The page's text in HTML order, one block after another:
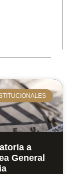
a
General